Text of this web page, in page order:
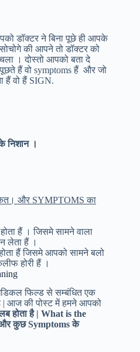
डॉक्टर ने बिना पूछे ही आपके
की आपने तो डॉक्टर को
। दोस्तो आपको बता दे
हैं वो symptoms हैं और जो
हैं वो हैं SIGN.
निशान ।
और SYMPTOMS का
हैं । जिसमे सामने वाला
लेता हैं ।
हैं जिसमे आपको सामने बलो
होरी हैं ।
फिल्ड से सम्बंधित एक
| आज की पोस्ट में हमने आपको
होता है | What is the
कुछ Symptoms के